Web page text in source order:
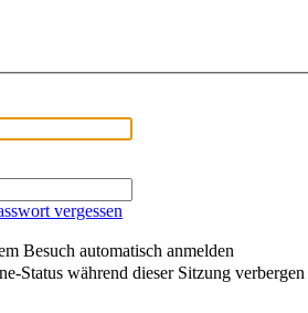
vergessen
Besuch automatisch anmelden
Status während dieser Sitzung verbergen